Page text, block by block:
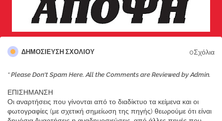
ΔΗΜΟΣΊΕΥΣΗ ΣΧΟΛΊΟΥ 0Σχόλια
* Please Don't Spam Here. All the Comments are Reviewed by Admin.
ΕΠΙΣΗΜΑΝΣΗ
Οι αναρτήσεις που γίνονται από το διαδίκτυο τα κείμενα και οι
φωτογραφίες (με σχετική σημείωση της πηγής) θεωρούμε ότι είναι